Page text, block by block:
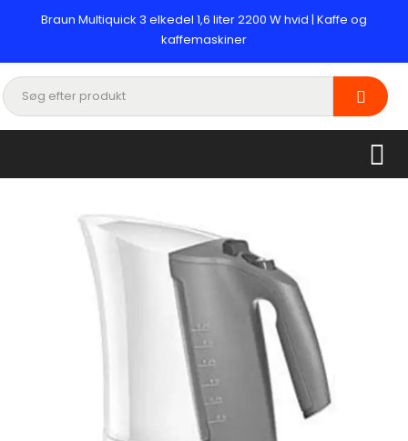
Braun Multiquick 3 elkedel 1,6 liter 2200 W hvid | Kaffe og
kaffemaskiner